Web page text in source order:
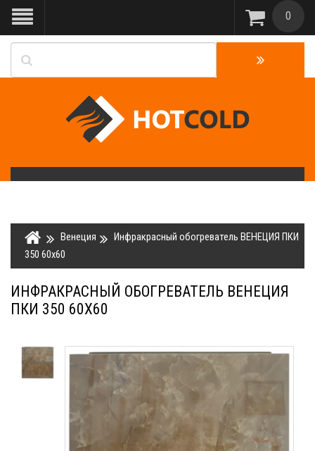
0
Венеция
Инфракрасный обогреватель ВЕНЕЦИЯ ПКИ
350 60х60
ИНФРАКРАСНЫЙ ОБОГРЕВАТЕЛЬ ВЕНЕЦИЯ
ПКИ 350 60Х60